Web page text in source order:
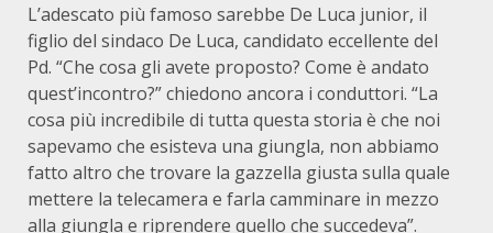
L’adescato più famoso sarebbe De Luca junior, il
figlio del sindaco De Luca, candidato eccellente del
Pd. “Che cosa gli avete proposto? Come è andato
quest’incontro?” chiedono ancora i conduttori. “La
cosa più incredibile di tutta questa storia è che noi
sapevamo che esisteva una giungla, non abbiamo
fatto altro che trovare la gazzella giusta sulla quale
mettere la telecamera e farla camminare in mezzo
alla giungla e riprendere quello che succedeva”.